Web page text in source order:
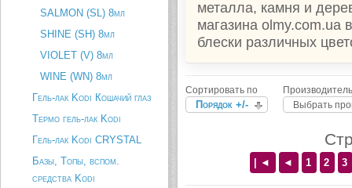
SALMON (SL) 8мл
SHINE (SH) 8мл
VIOLET (V) 8мл
WINE (WN) 8мл
Гель-лак Kodi Кошачий глаз
Термо гель-лак Kodi
Гель-лак Kodi CRYSTAL
Базы, Топы, вспом.
средства Kodi
металла, камня и
магазина olmy.com.ua
блески различных
Сортировать по
Порядок +/-
Выбрать
| ◄ ◄ 1 2 3